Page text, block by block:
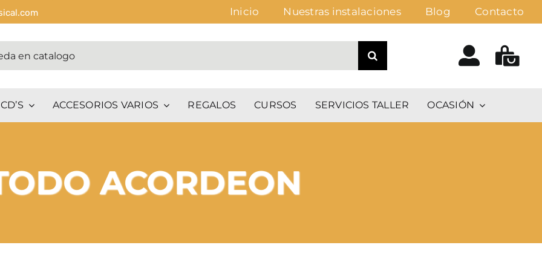
Inicio Nuestras instalaciones Blog Contacto
ACCESORIOS VARIOS REGALOS CURSOS SERVICIOS TALLER OCASIÓN
ACORDEON